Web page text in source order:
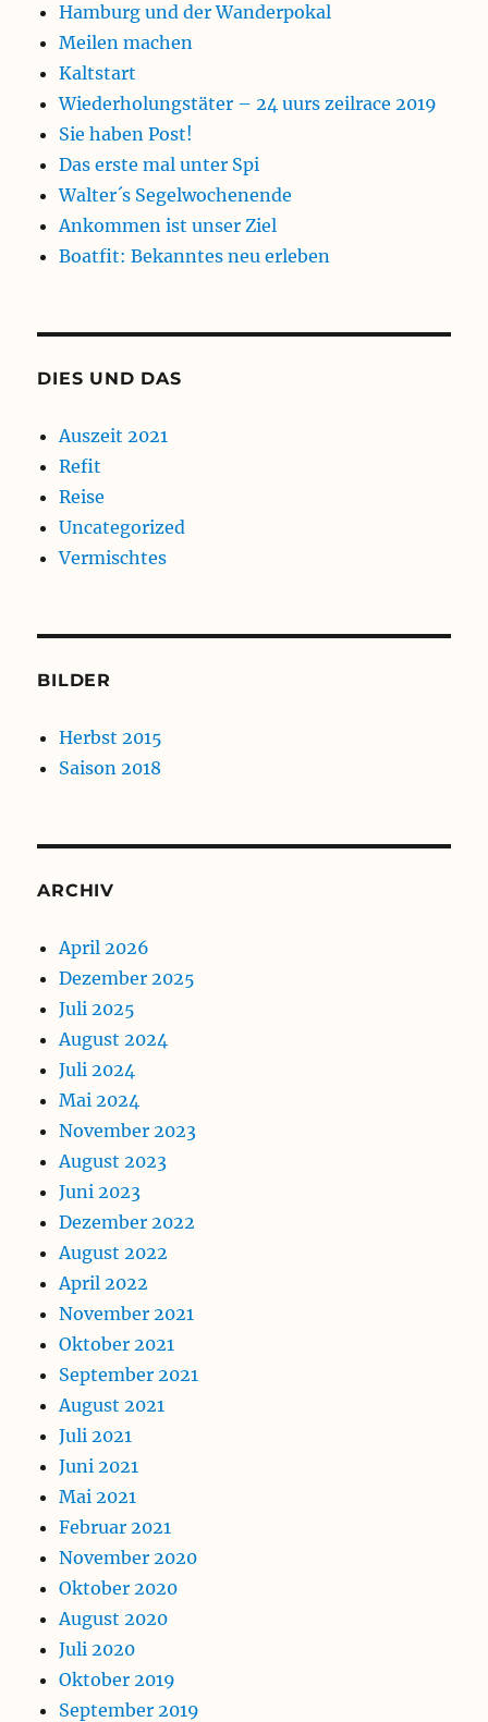
Hamburg und der Wanderpokal
Meilen machen
Kaltstart
Wiederholungstäter – 24 uurs zeilrace 2019
Sie haben Post!
Das erste mal unter Spi
Walter´s Segelwochenende
Ankommen ist unser Ziel
Boatfit: Bekanntes neu erleben
DIES UND DAS
Auszeit 2021
Refit
Reise
Uncategorized
Vermischtes
BILDER
Herbst 2015
Saison 2018
ARCHIV
April 2026
Dezember 2025
Juli 2025
August 2024
Juli 2024
Mai 2024
November 2023
August 2023
Juni 2023
Dezember 2022
August 2022
April 2022
November 2021
Oktober 2021
September 2021
August 2021
Juli 2021
Juni 2021
Mai 2021
Februar 2021
November 2020
Oktober 2020
August 2020
Juli 2020
Oktober 2019
September 2019